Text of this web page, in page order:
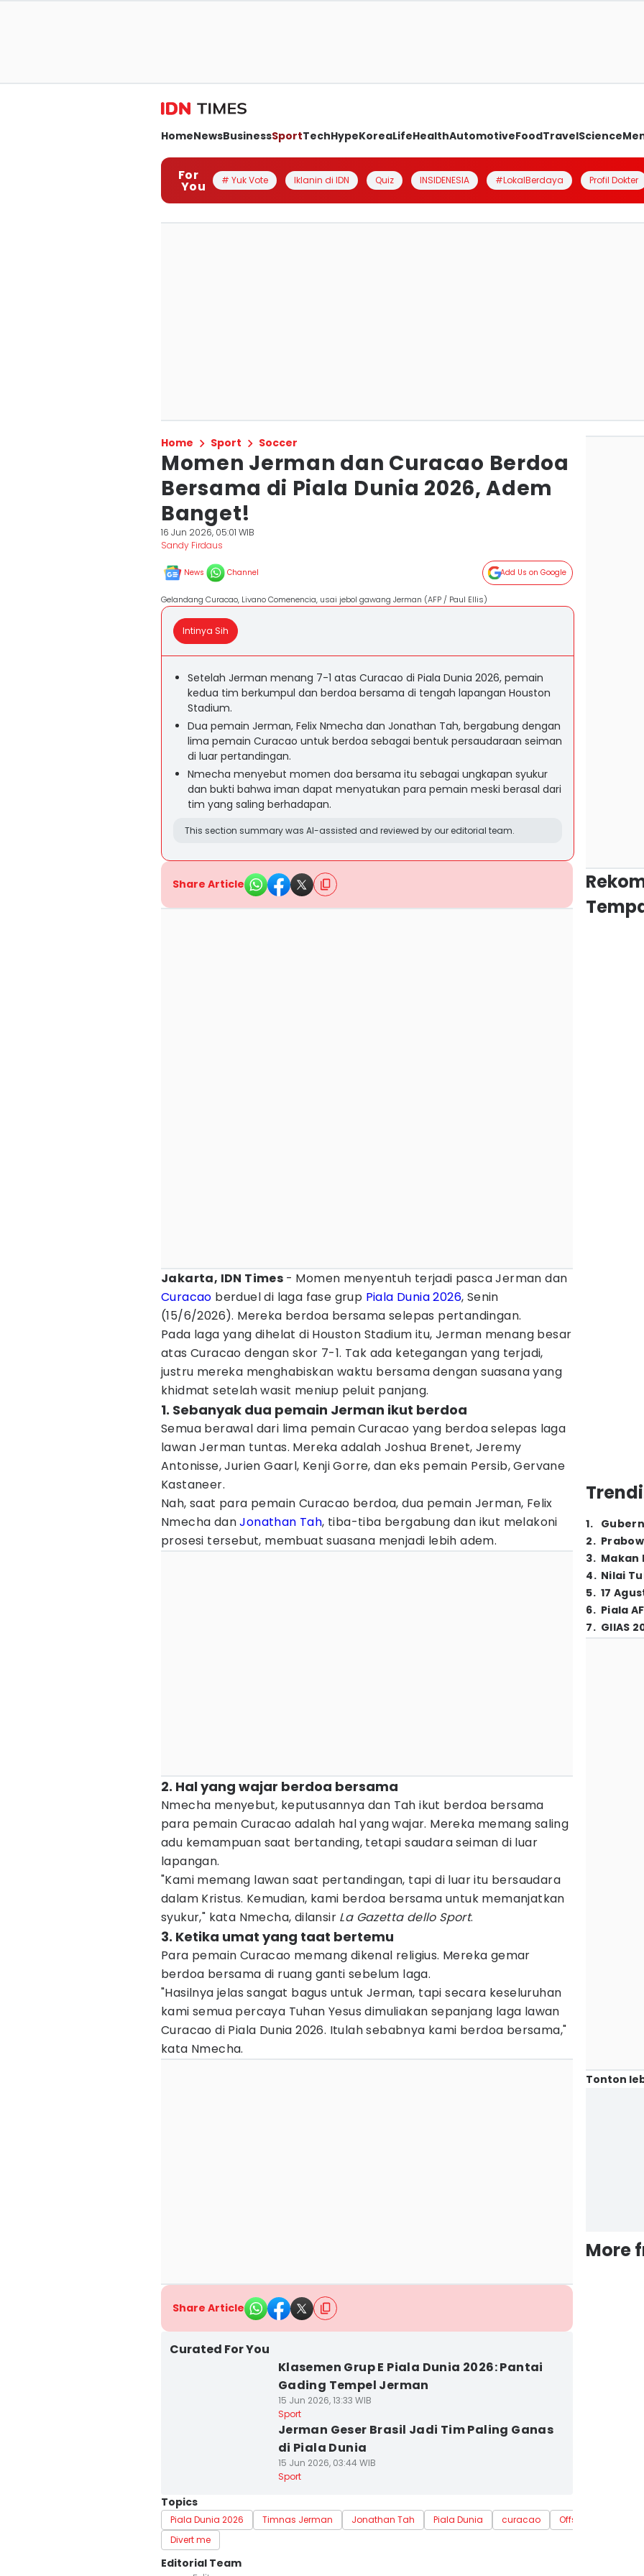
HomeNewsBusinessSportTechHypeKoreaLifeHealthAutomotiveFoodTravelScience
For
You # Yuk Vote Iklanin di IDN Quiz INSIDENESIA #LokalBerdaya Profil Dokter
Home Sport Soccer
Momen Jerman dan Curacao Berdoa
Bersama di Piala Dunia 2026, Adem
Banget!
16 Jun 2026, 05:01 WIB
Sandy Firdaus
News Channel Add Us on Google
Gelandang Curacao, Livano Comenencia, usai jebol gawang Jerman (AFP / Paul Ellis)
Intinya Sih
Setelah Jerman menang 7-1 atas Curacao di Piala Dunia 2026, pemain
kedua tim berkumpul dan berdoa bersama di tengah lapangan Houston
Stadium.
Dua pemain Jerman, Felix Nmecha dan Jonathan Tah, bergabung dengan
lima pemain Curacao untuk berdoa sebagai bentuk persaudaraan seiman
di luar pertandingan.
Nmecha menyebut momen doa bersama itu sebagai ungkapan syukur
dan bukti bahwa iman dapat menyatukan para pemain meski berasal dari
tim yang saling berhadapan.
This section summary was AI-assisted and reviewed by our editorial team.
Share Article
Jakarta, IDN Times - Momen menyentuh terjadi pasca Jerman dan
Curacao berduel di laga fase grup Piala Dunia 2026, Senin
(15/6/2026). Mereka berdoa bersama selepas pertandingan.
Pada laga yang dihelat di Houston Stadium itu, Jerman menang besar
atas Curacao dengan skor 7-1. Tak ada ketegangan yang terjadi,
justru mereka menghabiskan waktu bersama dengan suasana yang
khidmat setelah wasit meniup peluit panjang.
1. Sebanyak dua pemain Jerman ikut berdoa
Semua berawal dari lima pemain Curacao yang berdoa selepas laga
lawan Jerman tuntas. Mereka adalah Joshua Brenet, Jeremy
Antonisse, Jurien Gaarl, Kenji Gorre, dan eks pemain Persib, Gervane
Kastaneer.
Nah, saat para pemain Curacao berdoa, dua pemain Jerman, Felix
Nmecha danJonathan Tah, tiba-tiba bergabung dan ikut melakoni
prosesi tersebut, membuat suasana menjadi lebih adem.
2. Hal yang wajar berdoa bersama
Nmecha menyebut, keputusannya dan Tah ikut berdoa bersama
para pemain Curacao adalah hal yang wajar. Mereka memang saling
adu kemampuan saat bertanding, tetapi saudara seiman di luar
lapangan.
"Kami memang lawan saat pertandingan, tapi di luar itu bersaudara
dalam Kristus. Kemudian, kami berdoa bersama untuk memanjatkan
syukur," kata Nmecha, dilansir La Gazetta dello Sport.
3. Ketika umat yang taat bertemu
Para pemain Curacao memang dikenal religius. Mereka gemar
berdoa bersama di ruang ganti sebelum laga.
"Hasilnya jelas sangat bagus untuk Jerman, tapi secara keseluruhan
kami semua percaya Tuhan Yesus dimuliakan sepanjang laga lawan
Curacao di Piala Dunia 2026. Itulah sebabnya kami berdoa bersama,"
kata Nmecha.
Share Article
Curated For You
Klasemen Grup E Piala Dunia 2026: Pantai
Gading Tempel Jerman
15 Jun 2026, 13:33 WIB
Sport
Jerman Geser Brasil Jadi Tim Paling Ganas
di Piala Dunia
15 Jun 2026, 03:44 WIB
Sport
Topics
Piala Dunia 2026 Timnas Jerman Jonathan Tah Piala Dunia curacao
Offside
Divert me
Editorial Team
1.
2.
3. Makan
4. Nilai
5. 17
6. Piala
7. GIIAS
Tonton
More